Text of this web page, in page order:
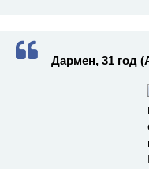
Дармен, 31 год